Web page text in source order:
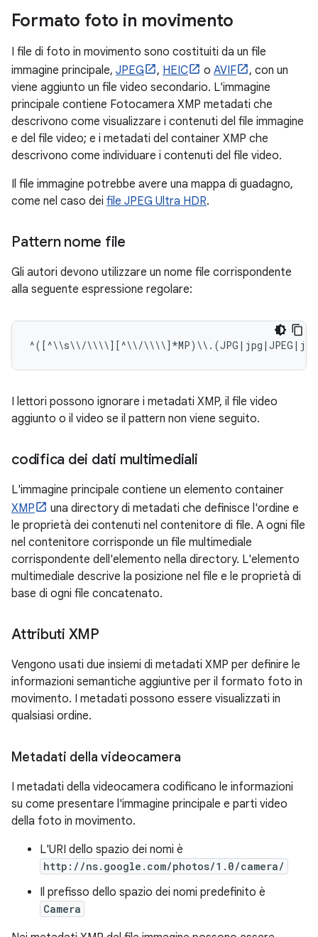
Formato foto in movimento
I file di foto in movimento sono costituiti da un file
immagine principale, JPEG , HEIC o AVIF
, con un
viene aggiunto un file video secondario. L'immagine
principale contiene Fotocamera XMP metadati che
descrivono come visualizzare i contenuti del file immagine
e del file video; e i metadati del container XMP che
descrivono come individuare i contenuti del file video.
Il file immagine potrebbe avere una mappa di guadagno,
come nel caso dei file JPEG Ultra HDR.
Pattern nome file
Gli autori devono utilizzare un nome file corrispondente
alla seguente espressione regolare:
I lettori possono ignorare i metadati XMP, il file video
aggiunto o il video se il pattern non viene seguito.
codifica dei dati multimediali
L'immagine principale contiene un elemento container
XMP
una directory di metadati che definisce l'ordine e
le proprietà dei contenuti nel contenitore di file. A ogni file
nel contenitore corrisponde un file multimediale
corrispondente dell'elemento nella directory. L'elemento
multimediale descrive la posizione nel file e le proprietà di
base di ogni file concatenato.
Attributi XMP
Vengono usati due insiemi di metadati XMP per definire le
informazioni semantiche aggiuntive per il formato foto in
movimento. I metadati possono essere visualizzati in
qualsiasi ordine.
Metadati della videocamera
I metadati della videocamera codificano le informazioni
su come presentare l'immagine principale e parti video
della foto in movimento.
L'URI dello spazio dei nomi è
http://ns.google.com/photos/1.0/camera/
Il prefisso dello spazio dei nomi predefinito è
Camera